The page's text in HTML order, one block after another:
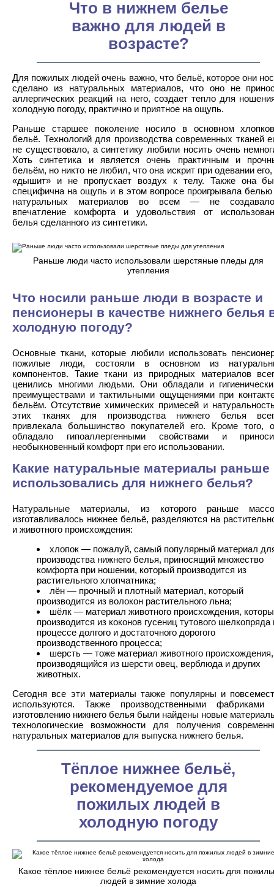
Что в нижнем белье
важно для людей в
возрасте?
Для пожилых людей очень важно, что бельё, которое они
сделано из натуральных материалов, что оно не
аллергических реакций на него, создает тепло для
холодную погоду, практично и приятное на ощупь.
Раньше старшее поколение носило в основном
бельё. Технологий для производства современных тканей
не существовало, а синтетику любили носить очень
Хоть синтетика и является очень практичным и
бельём, но никто не любил, что она искрит при одевании
«дышит» и не пропускает воздух к телу. Также она
специфична на ощупь и в этом вопросе проигрывала белью
натуральных материалов во всем — не
впечатление комфорта и удовольствия от
белья сделанного из синтетики.
Раньше люди часто использовали шерстяные пледы для
утепления
Что носили раньше люди в возрасте и
пенсионеры в качестве нижнего белья
холодную погоду?
Основные ткани, которые любили использовать
пожилые люди, состояли в основном из
компонентов. Такие ткани из природных материалов
ценились многими людьми. Они обладали и
преимуществами и тактильными ощущениями при
бельём. Отсутствие химических примесей и
этих тканях для производства нижнего белья
привлекала большинство покупателей его. Кроме того,
обладало гипоаллергенными свойствами и
необыкновенный комфорт при его использовании.
Какие натуральные материалы раньше
использовались для нижнего белья?
Натуральные материалы, из которого раньше
изготавливалось нижнее бельё, разделяются на
и животного происхождения:
хлопок — пожалуй, самый популярный материал
производства нижнего белья, приносящий множество
комфорта при ношении, который производится из
растительного хлопчатника;
лён — прочный и плотный материал, который
производится из волокон растительного льна;
шёлк — материал животного происхождения,
производится из коконов гусениц тутового шелкопряда
процессе долгого и достаточного дорогого
производственного процесса;
шерсть — тоже материал животного происхождения,
производящийся из шерсти овец, верблюда и других
животных.
Сегодня все эти материалы также популярны и
используются. Также производственными фабриками
изготовлению нижнего белья были найдены новые
технологические возможности для получения
натуральных материалов для выпуска нижнего белья.
Тёплое нижнее бельё,
рекомендуемое для
пожилых людей в
холодную погоду
Какое тёплое нижнее бельё рекомендуется носить для
людей в зимние холода